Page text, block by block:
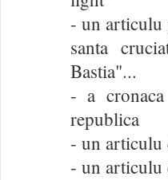
- un articulu
santa
Bastia"...
- a
republica
- un articulu
- un articulu